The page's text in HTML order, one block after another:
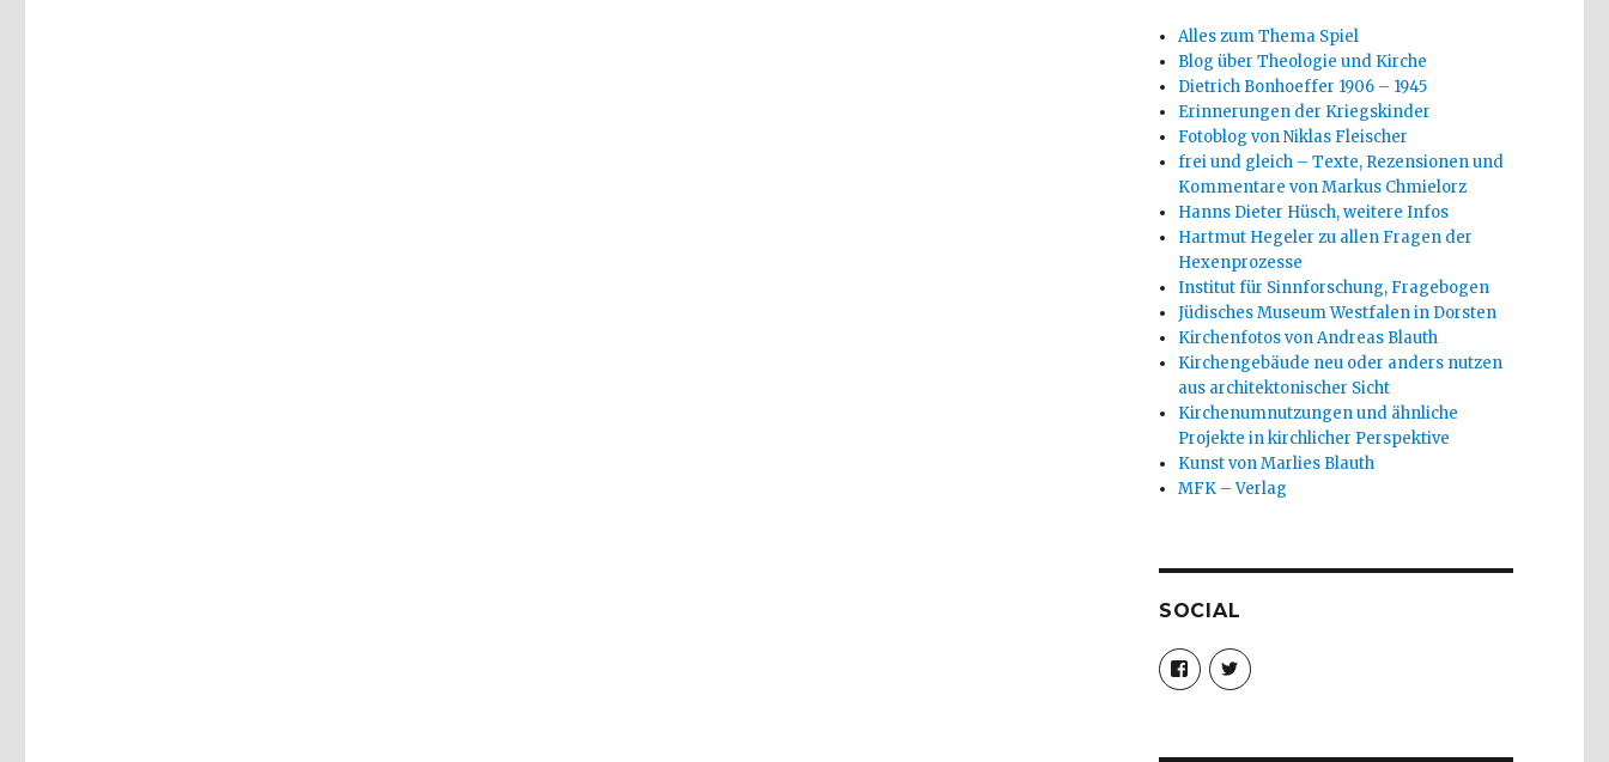
Alles zum Thema Spiel
Blog über Theologie und Kirche
Dietrich Bonhoeffer 1906 – 1945
Erinnerungen der Kriegskinder
Fotoblog von Niklas Fleischer
frei und gleich – Texte, Rezensionen und
Kommentare von Markus Chmielorz
Hanns Dieter Hüsch, weitere Infos
Hartmut Hegeler zu allen Fragen der
Hexenprozesse
Institut für Sinnforschung, Fragebogen
Jüdisches Museum Westfalen in Dorsten
Kirchenfotos von Andreas Blauth
Kirchengebäude neu oder anders nutzen
aus architektonischer Sicht
Kirchenumnutzungen und ähnliche
Projekte in kirchlicher Perspektive
Kunst von Marlies Blauth
MFK – Verlag
SOCIAL
Profil
von
christoph.fleischer1
anzeigen
Profil
von
anzeigen